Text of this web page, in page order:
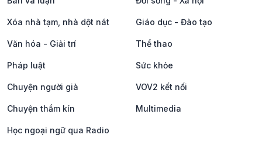
Xóa nhà tạm, nhà dột nát Giáo dục - Đào tạo
Văn hóa - Giải trí Thể thao
Pháp luật Sức khỏe
Chuyện người già VOV2 kết nối
Chuyện thầm kín Multimedia
Học ngoại ngữ qua Radio